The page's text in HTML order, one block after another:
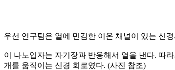
우선 연구팀은 열에 민감한 이온 채널이 있는 신
이 나노입자는 자기장과 반응해서 열을 낸다. 따
개를 움직이는 신경 회로였다. (사진 참조)